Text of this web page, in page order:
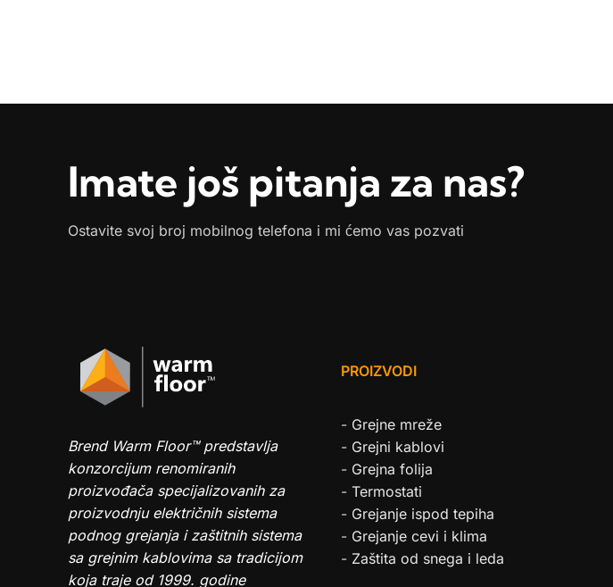
Imate još pitanja za nas?
Ostavite svoj broj mobilnog telefona i mi ćemo vas pozvati
Brend Warm Floor™ predstavlja
konzorcijum renomiranih
proizvođača specijalizovanih za
proizvodnju električnih sistema
podnog grejanja i zaštitnih sistema
sa grejnim kablovima sa tradicijom
koja traje od 1999. godine
PROIZVODI
- Grejne mreže
- Grejni kablovi
- Grejna folija
- Termostati
- Grejanje ispod tepiha
- Grejanje cevi i klima
- Zaštita od snega i leda